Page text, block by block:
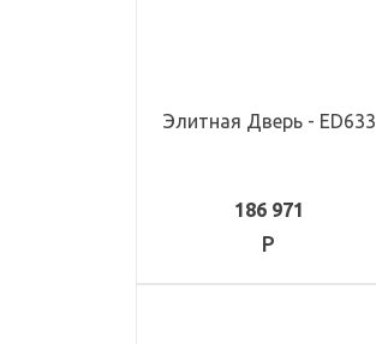
Элитная Дверь - ED633
186 971